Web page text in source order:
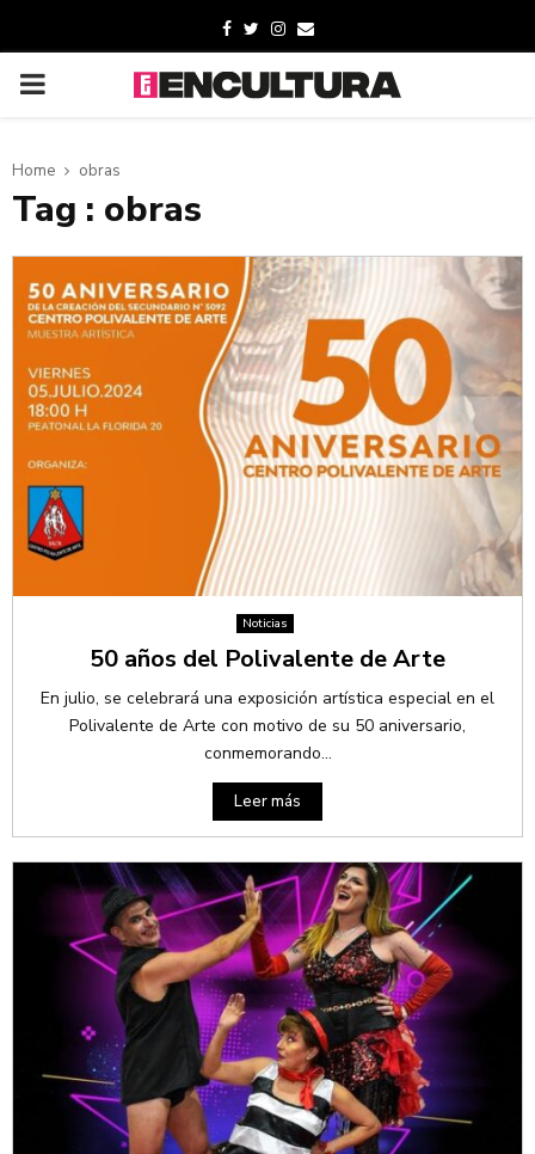
Home obras
Tag : obras
Noticias
50 años del Polivalente de Arte
En julio, se celebrará una exposición artística especial en el
Polivalente de Arte con motivo de su 50 aniversario,
conmemorando...
Leer más